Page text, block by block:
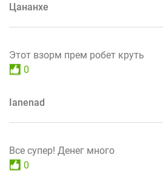
Цананхе
Этот взорм прем робет круть
0
Ianenad
Все супер! Денег много
0